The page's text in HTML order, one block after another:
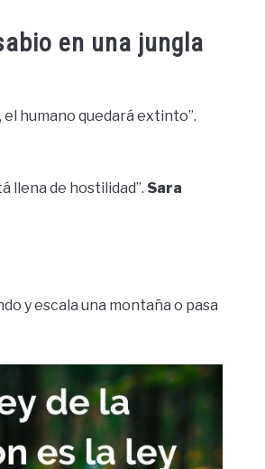
en una jungla
humano quedará extinto”.
llena de hostilidad”. Sara
y escala una montaña o pasa